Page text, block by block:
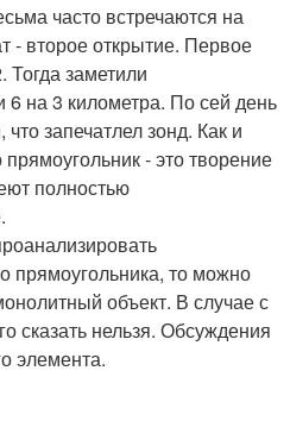
часто встречаются на
- второе открытие. Первое
заметили
6 на 3 километра. По сей день
запечатлел зонд. Как и
- это творение
полностью
прямоугольника, то можно
объект. В случае с
сказать нельзя. Обсуждения
элемента.